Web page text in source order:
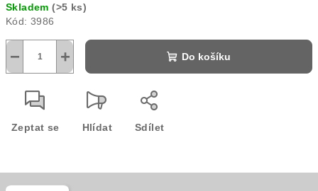
cena:
Skladem(>5 ks)
Kód: 3986
+
− Do košíku
Zeptat se Hlídat Sdílet